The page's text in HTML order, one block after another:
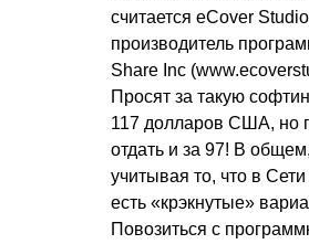
считается eCover
производитель
Share Inc
Просят за такую
117 долларов США, но
отдать и за 97! В
учитывая то, что в
есть «крэкнутые»
Повозиться с